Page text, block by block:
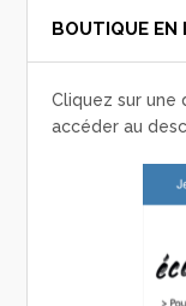
BOUTIQUE EN
Cliquez sur une
accéder au